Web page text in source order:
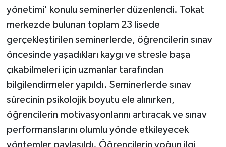
yönetimi' konulu seminerler düzenlendi. Tokat
merkezde bulunan toplam 23 lisede
gerçekleştirilen seminerlerde, öğrencilerin sınav
öncesinde yaşadıkları kaygı ve stresle başa
çıkabilmeleri için uzmanlar tarafından
bilgilendirmeler yapıldı. Seminerlerde sınav
sürecinin psikolojik boyutu ele alınırken,
öğrencilerin motivasyonlarını artıracak ve sınav
performanslarını olumlu yönde etkileyecek
yöntemler paylaşıldı. Öğrencilerin yoğun ilgi
Otomobil
POLİTİKA
Sağlık
SİYASET
SPOR HABERLERİ